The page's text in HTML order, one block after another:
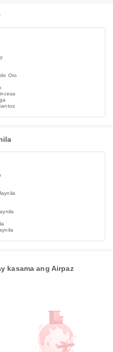
Oro
kasama ang Airpaz